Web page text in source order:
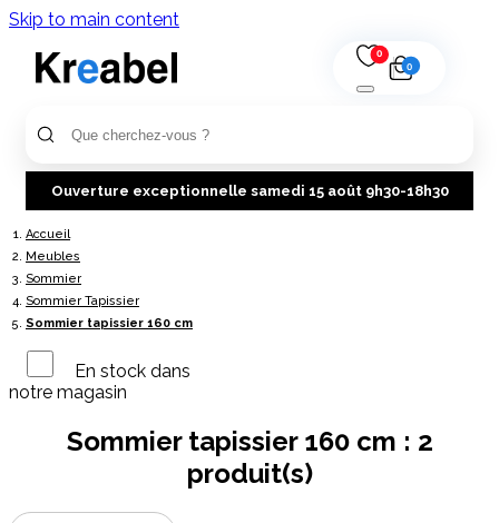
Skip to main content
0
0
Ouverture exceptionnelle samedi 15 août 9h30-18h30
Accueil
Meubles
Sommier
Sommier Tapissier
Sommier tapissier 160 cm
En stock dans
notre magasin
Sommier tapissier 160 cm : 2
produit(s)